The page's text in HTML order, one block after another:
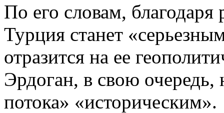
По его словам, благодаря
Турция станет
отразится на ее
Эрдоган, в свою очередь,
потока» «историческим».